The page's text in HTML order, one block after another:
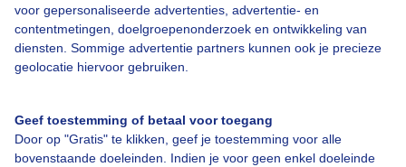
voor gepersonaliseerde advertenties, advertentie- en
contentmetingen, doelgroepenonderzoek en ontwikkeling van
diensten. Sommige advertentie partners kunnen ook je precieze
geolocatie hiervoor gebruiken.
Geef toestemming of betaal voor toegang
Door op "Gratis" te klikken, geef je toestemming voor alle
bovenstaande doeleinden. Indien je voor geen enkel doeleinde
Over Buienradar
Bedrijfsgegevens
Contact
Toegankelijkheid